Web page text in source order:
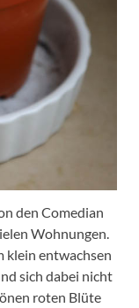
den Comedian
Wohnungen.
klein entwachsen
sich dabei nicht
roten Blüte